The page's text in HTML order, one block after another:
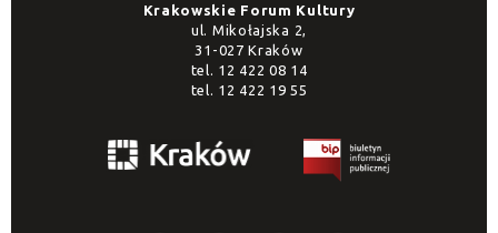
Krakowskie Forum Kultury
ul. Mikołajska 2,
31-027 Kraków
tel. 12 422 08 14
tel. 12 422 19 55